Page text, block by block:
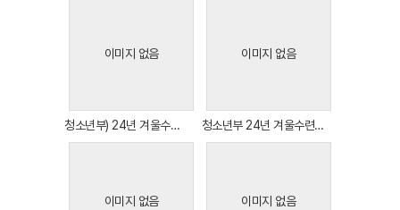
이미지 없음
청소년부) 24년 겨울수련회 이모저모 3
이미지 없음
청소년부 24년 겨울수련회 이모저모 2
이미지 없음
이미지 없음